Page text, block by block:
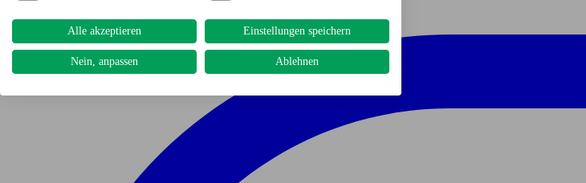
Alle akzeptieren Einstellungen speichern
Nein, anpassen Ablehnen